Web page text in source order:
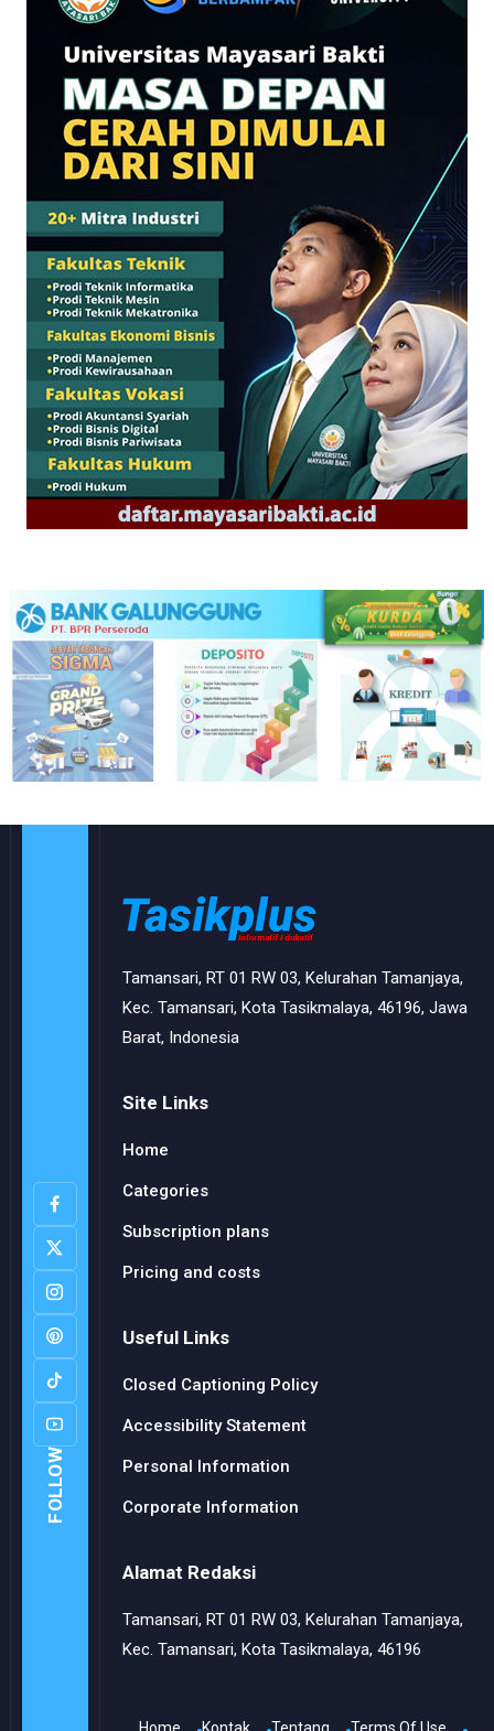
FOLLOW
Tamansari, RT 01 RW 03, Kelurahan Tamanjaya,
Kec. Tamansari, Kota Tasikmalaya, 46196, Jawa
Barat, Indonesia
Site Links
Home
Categories
Subscription plans
Pricing and costs
Useful Links
Closed Captioning Policy
Accessibility Statement
Personal Information
Corporate Information
Alamat Redaksi
Tamansari, RT 01 RW 03, Kelurahan Tamanjaya,
Kec. Tamansari, Kota Tasikmalaya, 46196
Home Kontak Tentang Terms Of Use